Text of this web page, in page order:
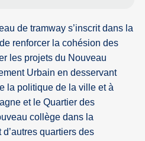
de tramway s’inscrit dans la
renforcer la cohésion des
les projets du Nouveau
Urbain en desservant
la politique de la ville et à
et le Quartier des
collège dans la
quartiers des